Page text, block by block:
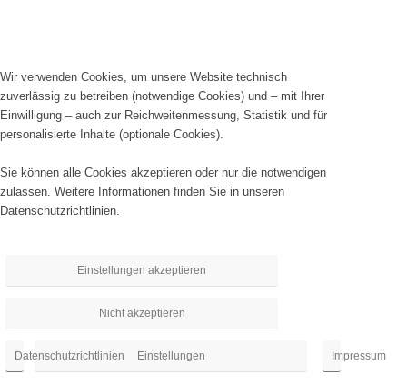
Wir verwenden Cookies, um unsere Website technisch
zuverlässig zu betreiben (notwendige Cookies) und – mit Ihrer
Einwilligung – auch zur Reichweitenmessung, Statistik und für
personalisierte Inhalte (optionale Cookies).
Sie können alle Cookies akzeptieren oder nur die notwendigen
zulassen. Weitere Informationen finden Sie in unseren
Datenschutzrichtlinien
Einstellungen akzeptieren
Nicht akzeptieren
Einstellungen Impressum
Datenschutzrichtlinien